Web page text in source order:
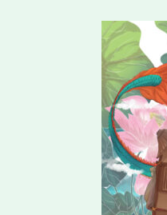
猪八戒は、ブタじ
世界観は受け継がれている？